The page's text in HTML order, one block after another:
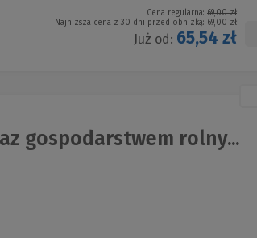
Cena regularna: 69,00 zł
Najniższa cena z 30 dni przed obniżką: 69,00 zł
Już od: 65,54 zł
gospodarstwem rolny...